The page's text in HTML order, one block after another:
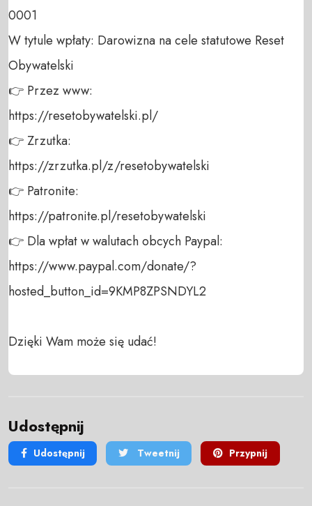
0001
W tytule wpłaty: Darowizna na cele statutowe Reset
Obywatelski
👉 Przez www:
https://resetobywatelski.pl/
👉 Zrzutka:
https://zrzutka.pl/z/resetobywatelski
👉 Patronite:
https://patronite.pl/resetobywatelski
👉 Dla wpłat w walutach obcych Paypal:
https://www.paypal.com/donate/?
hosted_button_id=9KMP8ZPSNDYL2
Dzięki Wam może się udać!
Udostępnij
Udostępnij Tweetnij Przypnij